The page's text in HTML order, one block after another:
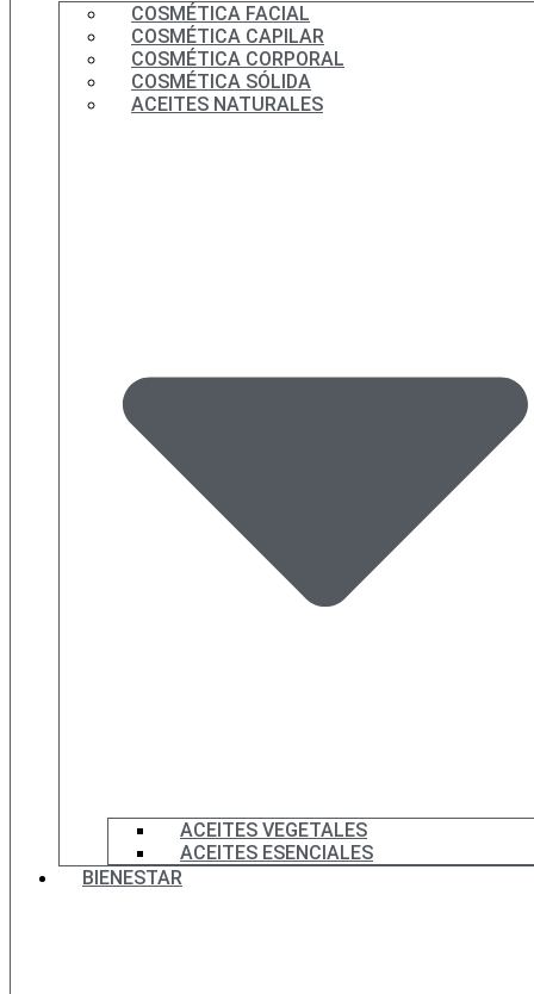
COSMÉTICA FACIAL
COSMÉTICA CAPILAR
COSMÉTICA CORPORAL
COSMÉTICA SÓLIDA
ACEITES NATURALES
ACEITES VEGETALES
ACEITES ESENCIALES
BIENESTAR